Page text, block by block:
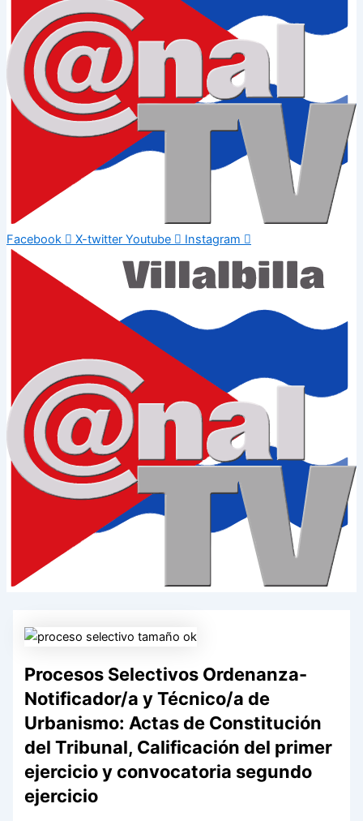
Facebook X-twitter Youtube Instagram
Procesos Selectivos Ordenanza-
Notificador/a y Técnico/a de
Urbanismo: Actas de Constitución
del Tribunal, Calificación del primer
ejercicio y convocatoria segundo
ejercicio